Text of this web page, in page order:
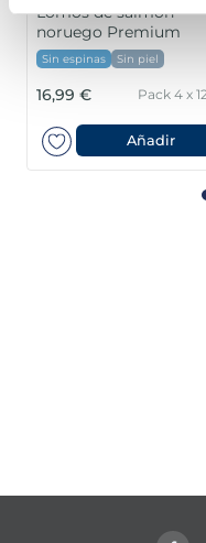
Lomos de salmón
noruego Premium
Sin espinas Sin piel
16,99 € Pack 4 x
Añadir